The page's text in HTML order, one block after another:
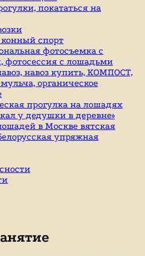
покататься на
спорт
фотосъемка с
фотосессия с лошадьми
навоз купить, КОМПОСТ,
органическое
прогулка на лошадях
у дедушки в деревне»
в Москве вятская
упряжная